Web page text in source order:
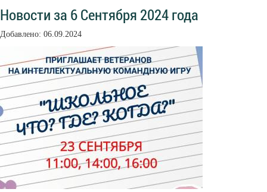
Новости за 6 Сентября 2024 года
Добавлено: 06.09.2024